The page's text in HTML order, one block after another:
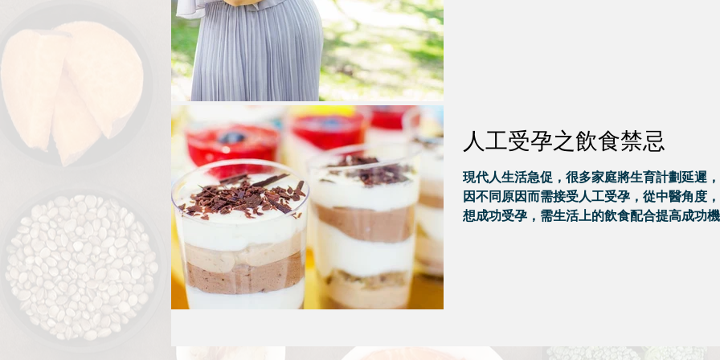
人工受孕之飲食禁忌
現代人生活急促，很多家庭將生育計劃延遲
因不同原因而需接受人工受孕，從中醫角度
想成功受孕，需生活上的飲食配合提高成功機